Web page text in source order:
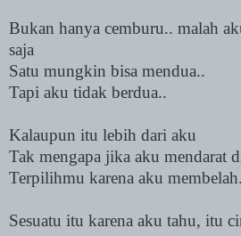
Bukan hanya cemburu.. malah
saja
Satu mungkin bisa mendua..
Tapi aku tidak berdua..
Kalaupun itu lebih dari aku
Tak mengapa jika aku mendarat
Terpilihmu karena aku
Sesuatu itu karena aku tahu, itu